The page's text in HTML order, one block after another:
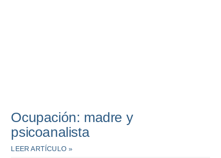
Ocupación: madre y
psicoanalista
LEER ARTÍCULO »